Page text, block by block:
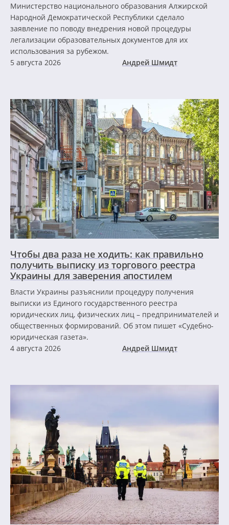
Министерство национального образования Алжирской
Народной Демократической Республики сделало
заявление по поводу внедрения новой процедуры
легализации образовательных документов для их
использования за рубежом.
5 августа 2026
Андрей Шмидт
Чтобы два раза не ходить: как правильно
получить выписку из торгового реестра
Украины для заверения апостилем
Власти Украины разъяснили процедуру получения
выписки из Единого государственного реестра
юридических лиц, физических лиц – предпринимателей и
общественных формирований. Об этом пишет «Судебно-
юридическая газета».
4 августа 2026
Андрей Шмидт